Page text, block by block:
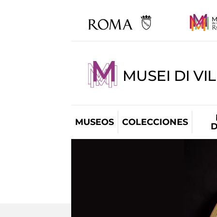
MUSEI DI
MUSEOS COLECCIONES